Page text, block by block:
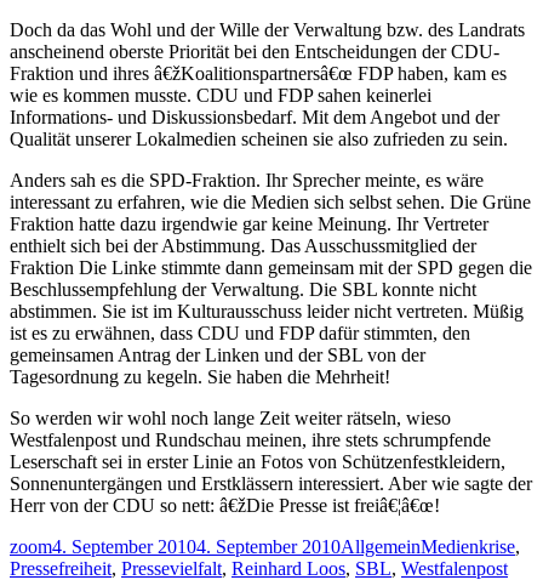
Doch da das Wohl und der Wille der Verwaltung bzw. des Landrats
anscheinend oberste Priorität bei den Entscheidungen der CDU-
Fraktion und ihres â€žKoalitionspartnersâ€œ FDP haben, kam es
wie es kommen musste. CDU und FDP sahen keinerlei
Informations- und Diskussionsbedarf. Mit dem Angebot und der
Qualität unserer Lokalmedien scheinen sie also zufrieden zu sein.
Anders sah es die SPD-Fraktion. Ihr Sprecher meinte, es wäre
interessant zu erfahren, wie die Medien sich selbst sehen. Die Grüne
Fraktion hatte dazu irgendwie gar keine Meinung. Ihr Vertreter
enthielt sich bei der Abstimmung. Das Ausschussmitglied der
Fraktion Die Linke stimmte dann gemeinsam mit der SPD gegen die
Beschlussempfehlung der Verwaltung. Die SBL konnte nicht
abstimmen. Sie ist im Kulturausschuss leider nicht vertreten. Müßig
ist es zu erwähnen, dass CDU und FDP dafür stimmten, den
gemeinsamen Antrag der Linken und der SBL von der
Tagesordnung zu kegeln. Sie haben die Mehrheit!
So werden wir wohl noch lange Zeit weiter rätseln, wieso
Westfalenpost und Rundschau meinen, ihre stets schrumpfende
Leserschaft sei in erster Linie an Fotos von Schützenfestkleidern,
Sonnenuntergängen und Erstklässern interessiert. Aber wie sagte der
Herr von der CDU so nett: â€žDie Presse ist freiâ€¦â€œ!
Autor
zoomVeröffentlicht
am
4. September 20104. September 2010Kategorien
AllgemeinSchlagwörter
Medienkrise,
Pressefreiheit, Pressevielfalt, Reinhard Loos, SBL, Westfalenpost